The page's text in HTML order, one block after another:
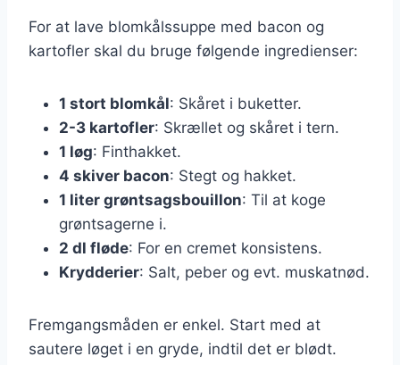
For at lave blomkålssuppe med bacon og
kartofler skal du bruge følgende ingredienser:
1 stort blomkål: Skåret i buketter.
2-3 kartofler: Skrællet og skåret i tern.
1 løg: Finthakket.
4 skiver bacon: Stegt og hakket.
1 liter grøntsagsbouillon: Til at koge
grøntsagerne i.
2 dl fløde: For en cremet konsistens.
Krydderier: Salt, peber og evt. muskatnød.
Fremgangsmåden er enkel. Start med at
sautere løget i en gryde, indtil det er blødt.